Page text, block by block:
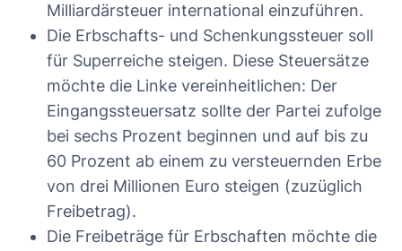
Milliardärsteuer international einzuführen.
Die Erbschafts- und Schenkungssteuer soll
für Superreiche steigen. Diese Steuersätze
möchte die Linke vereinheitlichen: Der
Eingangssteuersatz sollte der Partei zufolge
bei sechs Prozent beginnen und auf bis zu
60 Prozent ab einem zu versteuernden Erbe
von drei Millionen Euro steigen (zuzüglich
Freibetrag).
Die Freibeträge für Erbschaften möchte die